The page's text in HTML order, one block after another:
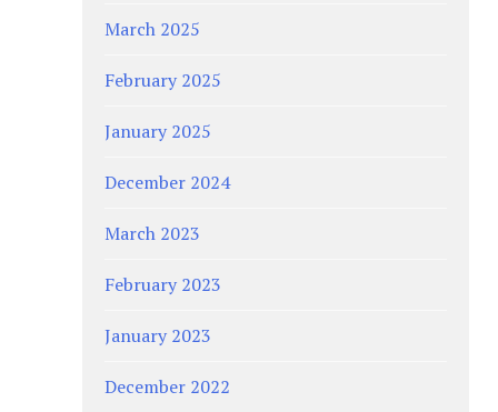
March 2025
February 2025
January 2025
December 2024
March 2023
February 2023
January 2023
December 2022